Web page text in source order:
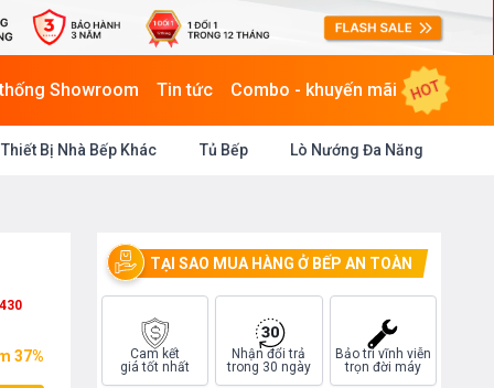
Showroom Tin tức Combo - khuyến mãi HOT
Thiết Bị Nhà Bếp Khác Tủ Bếp Lò Nướng Đa Năng
37%
TẠI SAO MUA HÀNG Ở BẾP AN TOÀN
Cam kết
giá tốt nhất
Nhận đổi trả
trong 30 ngày
Bảo trì vĩnh viễn
trọn đời máy